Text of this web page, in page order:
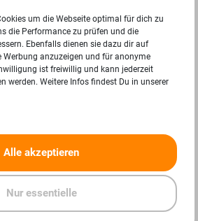
« »
um die Webseite optimal für dich zu
die Performance zu prüfen und die
Ebenfalls dienen sie dazu dir auf
Werbung anzuzeigen und für anonyme
ist freiwillig und kann jederzeit
werden. Weitere Infos findest Du in unserer
Alle akzeptieren
Nur essentielle